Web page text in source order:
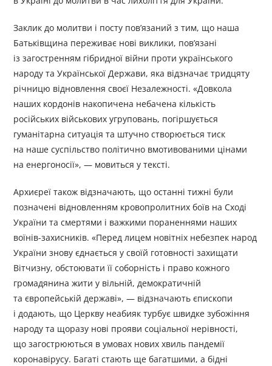
Заклик до молитви і посту пов’язаний з тим, що наша
Батьківщина переживає нові виклики, пов’язані
із загостренням гібридної війни проти українського
народу та Української Держави, яка відзначає тридцяту
річницю відновлення своєї Незалежності. «Довкола
наших кордонів накопичена небачена кількість
російських військових угруповань, погіршується
гуманітарна ситуація та штучно створюється тиск
на наше суспільство політично вмотивованими цінами
на енергоносії», — мовиться у тексті.
Архиєреї також відзначають, що останні тижні були
позначені відновленням кровопролитних боїв на Сході
України та смертями і важкими пораненнями наших
воїнів-захисників. «Перед лицем новітніх небезпек народ
України знову єднається у своїй готовності захищати
Вітчизну, обстоювати її соборність і право кожного
громадянина жити у вільній, демократичній
та європейській державі», — відзначають єпископи
і додають, що Церкву неабияк турбує швидке зубожіння
народу та щоразу нові прояви соціальної нерівності,
що загострюються в умовах нових хвиль пандемії
коронавірусу. Багаті стають ще багатшими, а бідні